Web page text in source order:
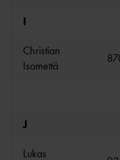
I
Christian
Isomettä
J
Lukas